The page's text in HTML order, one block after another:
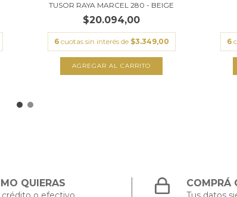
TUSOR RAYA MARCEL 280 - BEIGE
$20.094,00
6 cuotas sin interés de $3.349,00
AGREGAR AL CARRITO
6
QUIERAS COMPRÁ